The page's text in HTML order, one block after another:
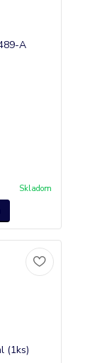
Skladom